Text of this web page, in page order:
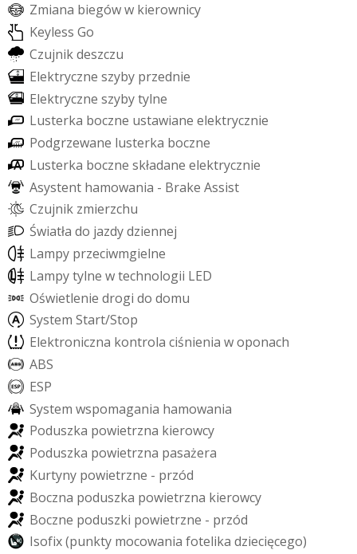
Zmiana biegóww kierownicy
Keyless Go
Czujnikdeszczu
Elektryczne szyby przednie
Elektryczne szybytylne
Lusterka boczne ustawiane elektrycznie
Podgrzewane lusterka boczne
Lusterka boczne składane elektrycznie
Asystent hamowania - Brake Assist
Czujnik zmierzchu
Światła do jazdydziennej
Lampy przeciwmgielne
Lampytylne wtechnologii LED
Oświetlenie drogi do domu
System Start/Stop
Elektroniczna kontrola ciśnienia woponach
ABS
ESP
System wspomagania hamowania
Poduszka powietrzna kierowcy
Poduszka powietrzna pasażera
Kurtyny powietrzne - przód
Boczna poduszka powietrzna kierowcy
Boczne poduszki powietrzne - przód
Isofix(punkty mocowania fotelika dziecięcego)